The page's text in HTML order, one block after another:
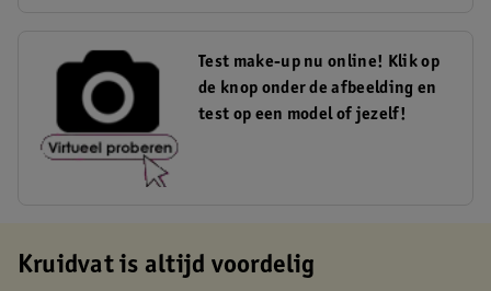
Test make-up nu online! Klik op
de knop onder de afbeelding en
test op een model of jezelf!
Kruidvat is altijd voordelig